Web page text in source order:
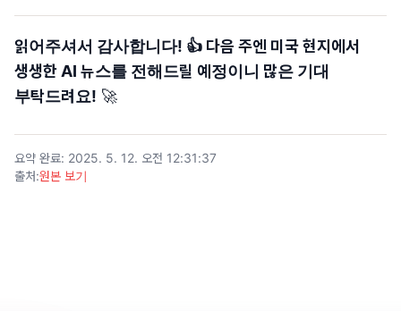
읽어주셔서 감사합니다! 👍 다음 주엔 미국 현지에서
생생한 AI 뉴스를 전해드릴 예정이니 많은 기대
부탁드려요! 🚀
요약 완료: 2025. 5. 12. 오전 12:31:37
출처:원본 보기